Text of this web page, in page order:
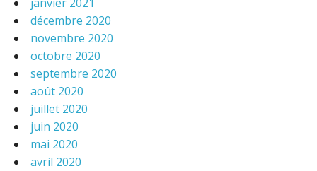
décembre 2020
novembre 2020
octobre 2020
septembre 2020
août 2020
juillet 2020
juin 2020
mai 2020
avril 2020